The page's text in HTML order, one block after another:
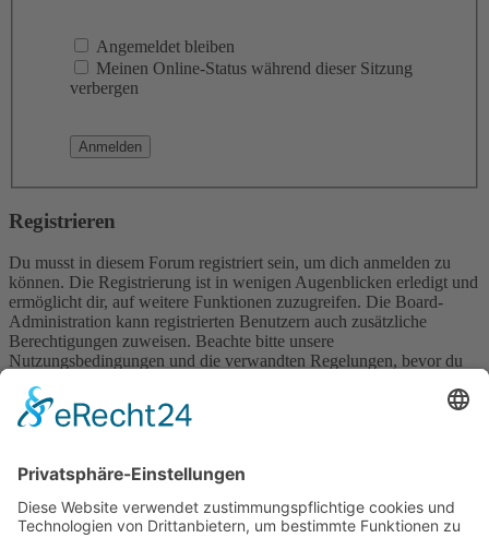
Angemeldet bleiben
Meinen Online-Status während dieser Sitzung
verbergen
Registrieren
Du musst in diesem Forum registriert sein, um dich anmelden zu
können. Die Registrierung ist in wenigen Augenblicken erledigt und
ermöglicht dir, auf weitere Funktionen zuzugreifen. Die Board-
Administration kann registrierten Benutzern auch zusätzliche
Berechtigungen zuweisen. Beachte bitte unsere
Nutzungsbedingungen und die verwandten Regelungen, bevor du
wenn du dich in diesem Board bewegst.